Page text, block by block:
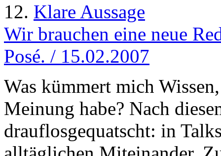
12. Klare Aussage
Wir brauchen eine neue
Posé. / 15.02.2007
Was kümmert mich
Meinung habe? Nach
drauflosgequatscht: in